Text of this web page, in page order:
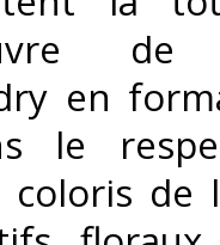
de
en
le
coloris de